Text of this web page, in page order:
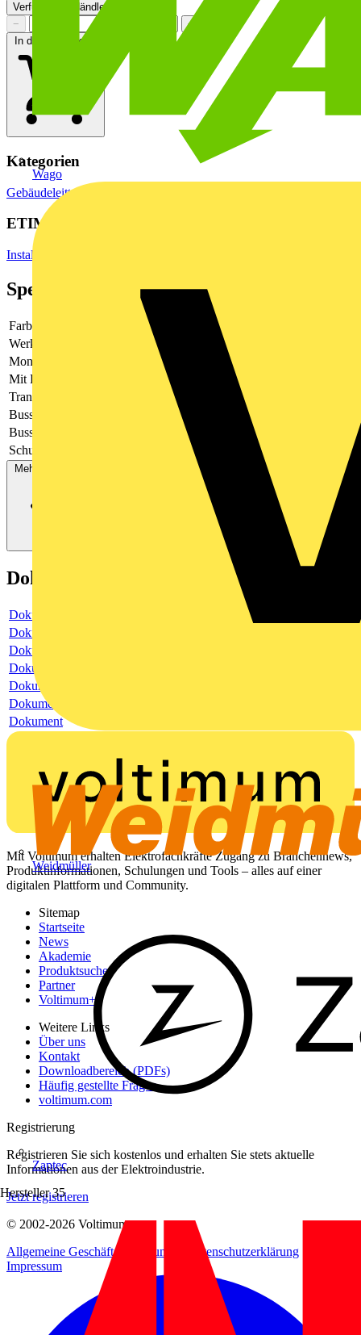
Wago
Weidmüller
Zaptec
Hersteller 35
Verfügbar: 2 Händler
−
+
In den Warenkorb
Kategorien
Gebäudeleittechnik & Automation
ETIM Group
Installationsbussysteme
Spezifikationen
Farbe
Werkstoff
Montageart
Mit Display
Transparent
Bussystem KNX
Bussystem LON
Schutzart (IP)
Mehr anzeigen
Dokumente
Dokument
Dokument
Dokument
Dokument
Dokument
Dokument
Dokument
Mit Voltimum erhalten Elektrofachkräfte Zugang zu Branchennews,
Produktinformationen, Schulungen und Tools – alles auf einer
digitalen Plattform und Community.
Sitemap
Startseite
News
Akademie
Produktsuche
Partner
Voltimum+
Weitere Links
Über uns
Kontakt
Downloadbereich (PDFs)
Häufig gestellte Fragen
voltimum.com
Registrierung
Registrieren Sie sich kostenlos und erhalten Sie stets aktuelle
Informationen aus der Elektroindustrie.
Jetzt registrieren
© 2002-2026 Voltimum
Allgemeine Geschäftsbedingungen
Datenschutzerklärung
Impressum